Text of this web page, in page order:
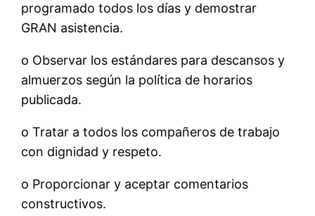
programado todos los días y demostrar
GRAN asistencia.
o Observar los estándares para descansos y
almuerzos según la política de horarios
publicada.
o Tratar a todos los compañeros de trabajo
con dignidad y respeto.
o Proporcionar y aceptar comentarios
constructivos.